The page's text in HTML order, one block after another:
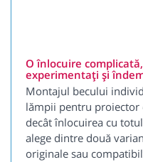
O înlocuire
experimentați și
Montajul becului
lămpii pentru proiector
decât înlocuirea cu
alege dintre două
originale sau